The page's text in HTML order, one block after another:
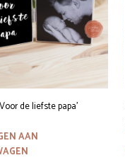
de liefste papa’
AAN